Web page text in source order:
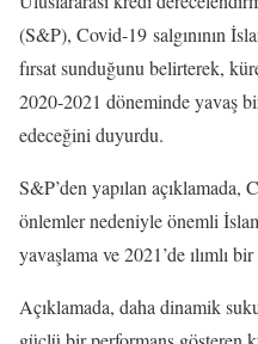
(S&P), Covid-19 salgınının
fırsat sunduğunu belirterek,
2020-2021 döneminde yavaş
edeceğini duyurdu.
S&P’den yapılan açıklamada,
önlemler nedeniyle önemli
yavaşlama ve 2021’de ılımlı
Açıklamada, daha dinamik